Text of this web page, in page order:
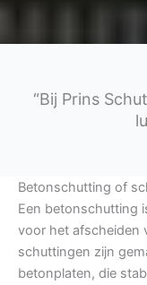
“Bij Prins
Betonschutting of
Een betonschutting
voor het afscheiden
schuttingen zijn
betonplaten, die